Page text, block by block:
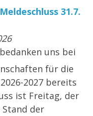
31.7.
uns bei
für die
2027 bereits
ist Freitag, der
Stand der